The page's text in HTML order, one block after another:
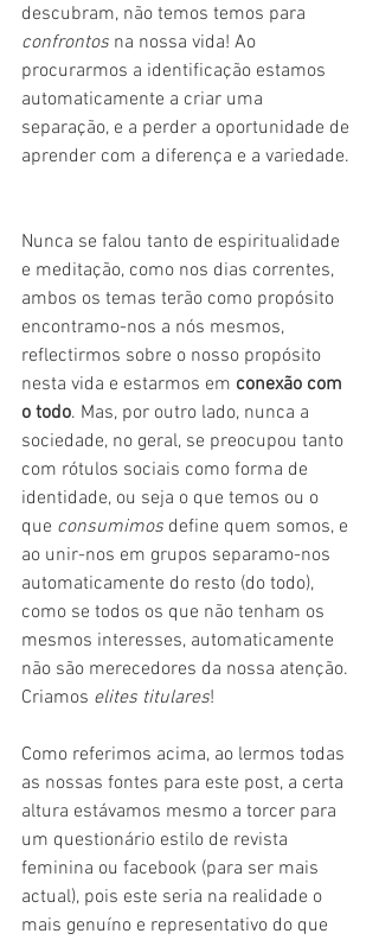
descubram, não temos temos para
confrontos na nossa vida! Ao
procurarmos a identificação estamos
automaticamente a criar uma
separação, e a perder a oportunidade de
aprender com a diferença e a variedade.
Nunca se falou tanto de espiritualidade
e meditação, como nos dias correntes,
ambos os temas terão como propósito
encontramo-nos a nós mesmos,
reflectirmos sobre o nosso propósito
nesta vida e estarmos em conexão com
o todo. Mas, por outro lado, nunca a
sociedade, no geral, se preocupou tanto
com rótulos sociais como forma de
identidade, ou seja o que temos ou o
que consumimos define quem somos, e
ao unir-nos em grupos separamo-nos
automaticamente do resto (do todo),
como se todos os que não tenham os
mesmos interesses, automaticamente
não são merecedores da nossa atenção.
Criamos elites titulares!
Como referimos acima, ao lermos todas
as nossas fontes para este post, a certa
altura estávamos mesmo a torcer para
um questionário estilo de revista
feminina ou facebook (para ser mais
actual), pois este seria na realidade o
mais genuíno e representativo do que